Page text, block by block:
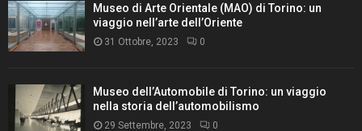
Museo di Arte Orientale (MAO) di Torino: un
viaggio nell’arte dell’Oriente
31 Ottobre, 2023 0
Museo dell’Automobile di Torino: un viaggio
nella storia dell’automobilismo
29 Settembre, 2023 0